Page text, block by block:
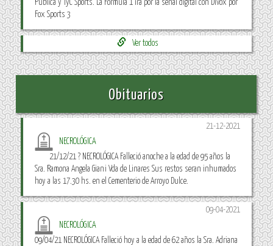
Pública y TyC Sports. La Fórmula 1 irá por la señal digital con Divox por
Fox Sports 3
Ver todos
Obituarios
21-12-2021
NECROLÓGICA
21/12/21 ? NECROLÓGICA Falleció anoche a la edad de 95 años la
Sra. Ramona Angela Giani Vda de Linares Sus restos seran inhumados
hoy a las 17.30 hs. en el Cementerio de Arroyo Dulce.
09-04-2021
NECROLÓGICA
09/04/21 NECROLÓGICA Falleció hoy a la edad de 62 años la Sra. Adriana